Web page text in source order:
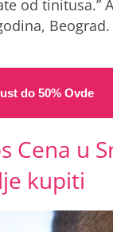
od tinitusa.”
Beograd.
do 50% Ovde
Cena u
kupiti